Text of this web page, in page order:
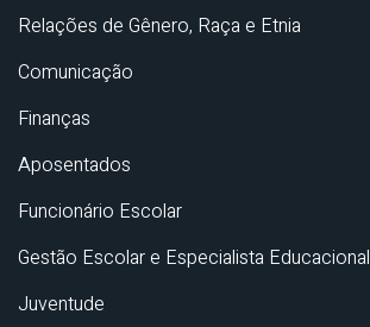
Relações de Gênero, Raça e Etnia
Comunicação
Finanças
Aposentados
Funcionário Escolar
Gestão Escolar e Especialista Educacional
Juventude